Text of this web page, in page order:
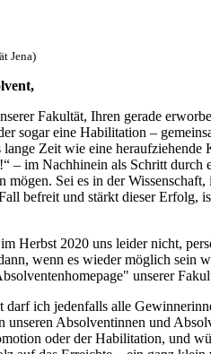
Jena)
Fakultät, Ihren gerade
sogar eine Habilitation –
Zeit wie eine
– im Nachhinein als Schritt
Sei es in der
befreit und stärkt dieser Erfolg,
Herbst 2020 uns leider nicht,
wenn es wieder möglich sein
unserer
darf ich jedenfalls alle
Absolventinnen und
oder der Habilitation, und